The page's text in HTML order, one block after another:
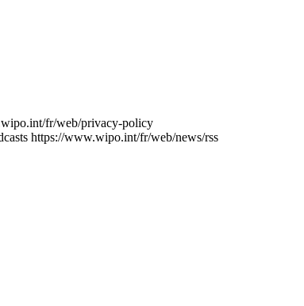
fr/web/privacy-policy
https://www.wipo.int/fr/web/news/rss